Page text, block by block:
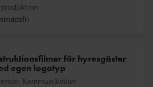
för hyresgäster
egen logotyp
Kommunikation